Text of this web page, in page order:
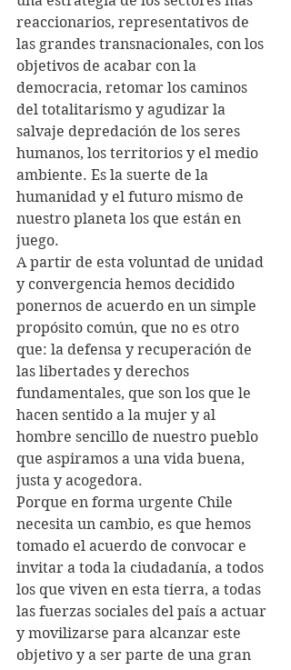
reaccionarios, representativos de
las grandes transnacionales, con los
objetivos de acabar con la
democracia, retomar los caminos
del totalitarismo y agudizar la
salvaje depredación de los seres
humanos, los territorios y el medio
ambiente. Es la suerte de la
humanidad y el futuro mismo de
nuestro planeta los que están en
juego.
A partir de esta voluntad de unidad
y convergencia hemos decidido
ponernos de acuerdo en un simple
propósito común, que no es otro
que: la defensa y recuperación de
las libertades y derechos
fundamentales, que son los que le
hacen sentido a la mujer y al
hombre sencillo de nuestro pueblo
que aspiramos a una vida buena,
justa y acogedora.
Porque en forma urgente Chile
necesita un cambio, es que hemos
tomado el acuerdo de convocar e
invitar a toda la ciudadanía, a todos
los que viven en esta tierra, a todas
las fuerzas sociales del país a actuar
y movilizarse para alcanzar este
objetivo y a ser parte de una gran